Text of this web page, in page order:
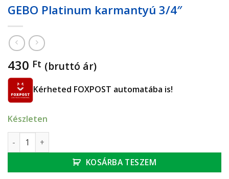
GEBO Platinum karmantyú 3/4″
430 Ft (bruttó ár)
Kérheted FOXPOST automatába is!
Készleten
GEBO Platinum karmantyú 3/4" mennyiség
KOSÁRBA TESZEM